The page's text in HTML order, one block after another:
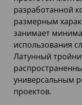
разработанной
размерным
занимает
использования
Латунный
универсальным
проектов.